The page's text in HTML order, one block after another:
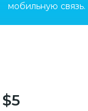
мобильную связь.